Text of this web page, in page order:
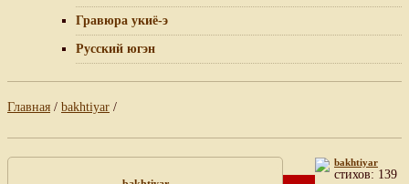
Гравюра укиё-э
Русский югэн
Главная / bakhtiyar /
bakhtiyar
cтихов: 139